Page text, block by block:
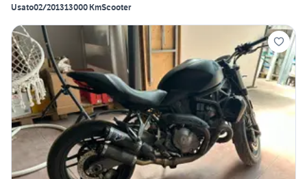
Usato02/201313000 KmScooter